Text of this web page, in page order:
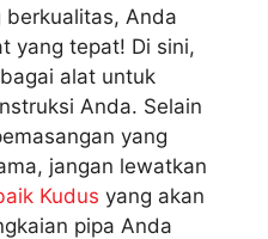
berkualitas, Anda
yang tepat! Di sini,
alat untuk
Anda. Selain
yang
jangan lewatkan
Kudus yang akan
pipa Anda